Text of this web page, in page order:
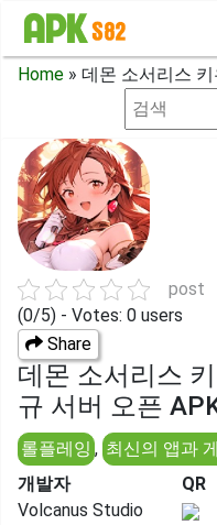
Home » 데몬 소서리스
post
(0/5) - Votes: 0 users
Share
데몬 소서리스
규 서버 오픈
롤플레잉 , 최신의 앱과
개발자
Volcanus Studio
QR